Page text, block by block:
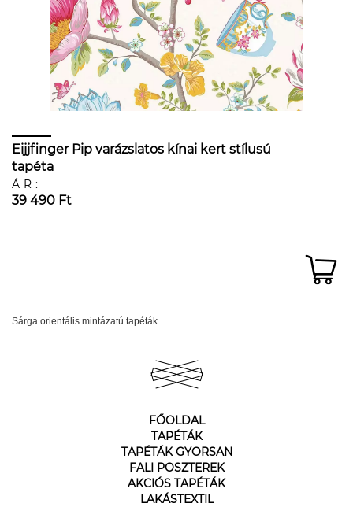
Eijjfinger Pip varázslatos kínai kert stílusú
tapéta
ÁR:
39 490 Ft
Sárga orientális mintázatú tapéták.
FŐOLDAL
TAPÉTÁK
TAPÉTÁK GYORSAN
FALI POSZTEREK
AKCIÓS TAPÉTÁK
LAKÁSTEXTIL